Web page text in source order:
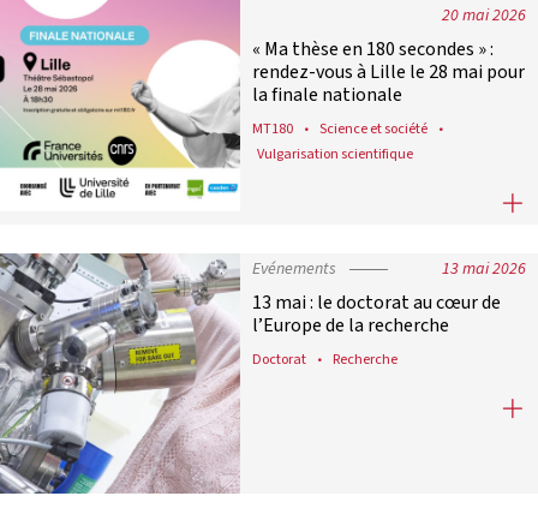
20 mai 2026
« Ma thèse en 180 secondes » :
rendez-vous à Lille le 28 mai pour
la finale nationale
MT180
Science et société
Vulgarisation scientifique
« Ma thèse en 180 secondes » :
Evénements 13 mai 2026
13 mai : le doctorat au cœur de
l’Europe de la recherche
Doctorat Recherche
13 mai : le doctorat au cœur de